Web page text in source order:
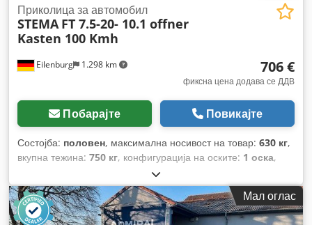
Eilenburg 1.298 km
Приколица за автомобил
STEMA FT 7.5-20- 10.1 offner
Kasten 100 Kmh
706 €
фиксна цена додава се ДДВ
Побарајте Повикајте
Состојба: половен, максимална носивост на товар: 630 кг,
вкупна тежина: 750 кг, конфигурација на оските: 1 оска,
, должина на товарниот
простор:2.070 мм, ширина на товарниот простор:1.145
мм, висина на просторот за товарење:330 мм, вкупна
ширина:1.495 мм, вкупна висина: 870 мм,
Мал оглас